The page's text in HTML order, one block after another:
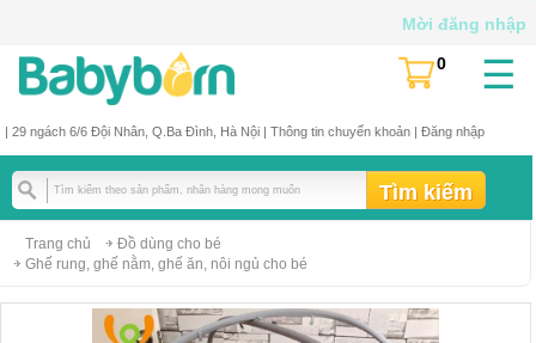
| 29 ngách 6/6 Đội Nhân, Q.Ba Đình, Hà Nội | Thông tin chuyển khoản| Đăng nhập
☰
(
0
Mời đăng nhập
Trang chủ
Đồ dùng cho bé
Ghế rung, ghế nằm, ghế ăn, nôi ngủ cho bé